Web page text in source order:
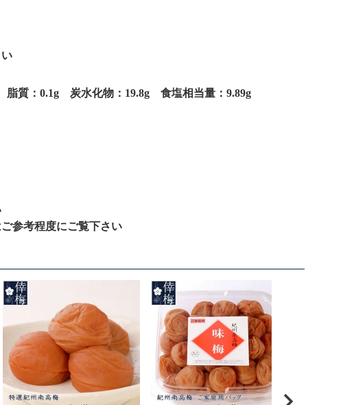
質：0.1g 炭水化物：19.8g 食塩相当量：9.89g
参考程度にご覧下さい